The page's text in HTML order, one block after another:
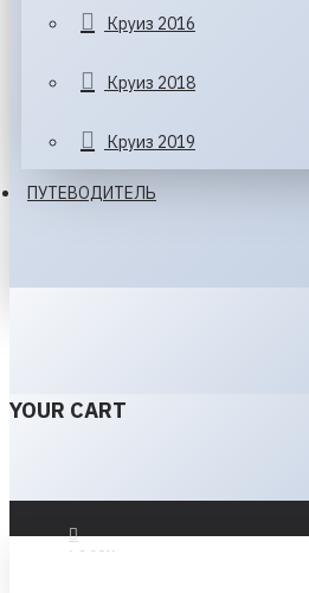
Круиз 2016
Круиз 2018
Круиз 2019
ПУТЕВОДИТЕЛЬ
YOUR CART
LOGIN